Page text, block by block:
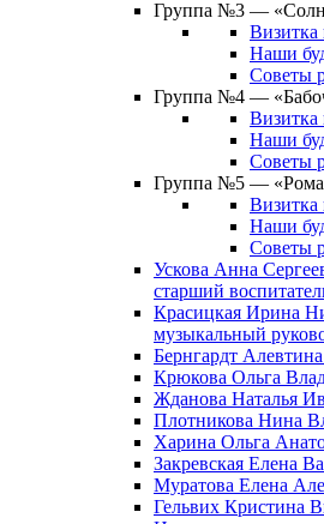
Группа №3 —
Наши
Советы
Группа №4 —
Наши
Советы
Группа №5 —
Наши
Советы
Ускова Анна
старший
Красицкая Ирина
музыкальный
Бернгардт
Крюкова Ольга
Жданова Наталья
Плотникова Нина
Харина Ольга
Закревская Елена
Муратова Елена
Гельвих Кристина